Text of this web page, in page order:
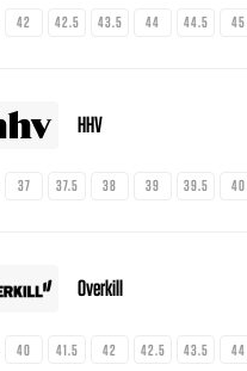
42 42.5 43.5 44 44.5 45
HHV
37 37.5 38 39 39.5 40
Overkill
40 41.5 42 42.5 43.5 44